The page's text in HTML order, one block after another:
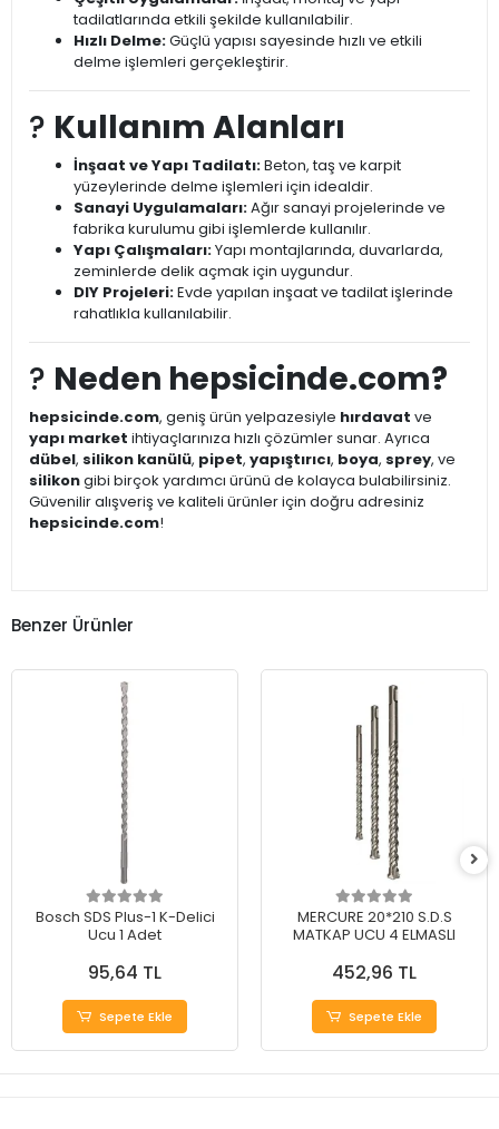
tadilatlarında etkili şekilde kullanılabilir.
Hızlı Delme:Güçlü yapısı sayesinde hızlı ve etkili
delme işlemleri gerçekleştirir.
?️ Kullanım Alanları
İnşaat ve Yapı Tadilatı:Beton, taş ve karpit
yüzeylerinde delme işlemleri için idealdir.
Sanayi Uygulamaları:Ağır sanayi projelerinde ve
fabrika kurulumu gibi işlemlerde kullanılır.
Yapı Çalışmaları:Yapı montajlarında, duvarlarda,
zeminlerde delik açmak için uygundur.
DIY Projeleri:Evde yapılan inşaat ve tadilat işlerinde
rahatlıkla kullanılabilir.
? Neden hepsicinde.com?
hepsicinde.com, geniş ürün yelpazesiyle hırdavat ve
yapı market ihtiyaçlarınıza hızlı çözümler sunar. Ayrıca
dübel, silikon kanülü, pipet, yapıştırıcı, boya, sprey, ve
silikongibi birçok yardımcı ürünü de kolayca bulabilirsiniz.
Güvenilir alışveriş ve kaliteli ürünler için doğru adresiniz
hepsicinde.com!
Benzer Ürünler
Bosch SDS Plus-1 K-Delici
Ucu 1 Adet
95,64 TL
Sepete Ekle
MERCURE 20*210 S.D.S
MATKAP UCU 4 ELMASLI
452,96 TL
Sepete Ekle